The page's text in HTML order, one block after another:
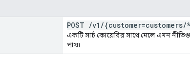
POST /v1 /{customer=customers/
একটি সার্চ কোয়েরির সাথে মেলে এমন
পায়৷